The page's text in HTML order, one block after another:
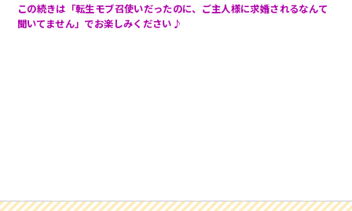
この続きは「転生モブ召使いだったのに、ご主人様に求婚されるなんて
聞いてません」でお楽しみください♪